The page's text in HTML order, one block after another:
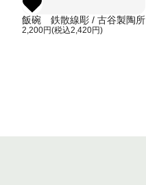
飯碗 鉄散線彫 / 古谷製陶所
2,200円(税込2,420円)